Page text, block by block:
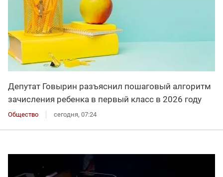
Депутат Говырин разъяснил пошаговый алгоритм
зачисления ребенка в первый класс в 2026 году
Общество сегодня, 07:24